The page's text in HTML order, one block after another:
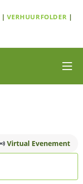
|VERHUURFOLDER |
Virtual Evenement